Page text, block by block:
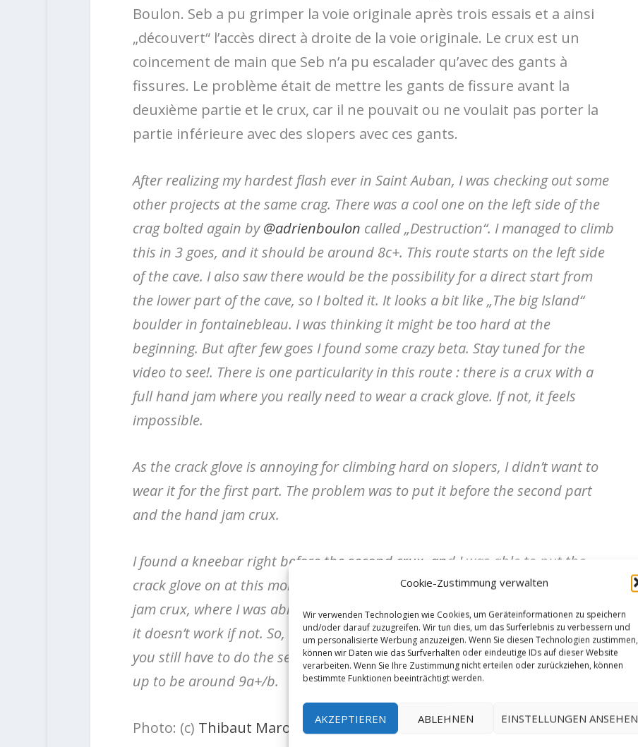
Cookie-Zustimmung verwalten
Wir verwenden Technologien wie Cookies, um Geräteinformationen zu speichern
und/oder darauf zuzugreifen. Wir tun dies, um das Surferlebnis zu verbessern und
um personalisierte Werbung anzuzeigen. Wenn Sie diesen Technologien zustimmen,
können wir Daten wie das Surfverhalten oder eindeutige IDs auf dieser Website
verarbeiten. Wenn Sie Ihre Zustimmung nicht erteilen oder zurückziehen, können
bestimmte Funktionen beeinträchtigt werden.
AKZEPTIEREN ABLEHNEN EINSTELLUNGEN ANSEHEN
Boulon. Seb a pu grimper la voie originale après trois essais et a ainsi
„découvert“ l’accès direct à droite de la voie originale. Le crux est un
coincement de main que Seb n’a pu escalader qu’avec des gants à
fissures. Le problème était de mettre les gants de fissure avant la
deuxième partie et le crux, car il ne pouvait ou ne voulait pas porter la
partie inférieure avec des slopers avec ces gants.
After realizing my hardest flash ever in Saint Auban, I was checking out some
other projects at the same crag. There was a cool one on the left side of the
crag bolted again by@adrienboulon called „Destruction“. I managed to climb
this in 3 goes, and it should be around 8c+. This route starts on the left side
of the cave. I also saw there would be the possibility for a direct start from
the lower part of the cave, so I bolted it. It looks a bit like „The big Island“
boulder in fontainebleau. I was thinking it might be too hard at the
beginning. But after few goes I found some crazy beta. Stay tuned for the
video to see!. There is one particularity in this route : there is a crux with a
full hand jam where you really need to wear a crack glove. If not, it feels
impossible.
As the crack glove is annoying for climbing hard on slopers, I didn’t want to
wear it for the first part. The problem was to put it before the second part
and the hand jam crux.
I found a kneebar right before the second crux, and I was able to put the
crack glove on at this moment.
I also found a kneebar right after the hand
jam crux, where I was able to remove the crack glove.It’s a bit of logistics, but
it doesn’t work if not. So, the first part should be around 8c+/9a, and then
you still have to do the second 8c+ part.By my estimation, the full route adds
up to be around 9a+/b.
Photo: (c) Thibaut Marot